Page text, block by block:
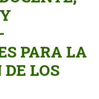
PARA LA
LOS